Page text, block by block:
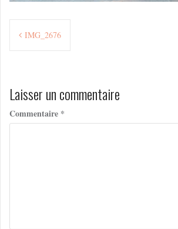
Navigation
IMG_2676
Laisser un commentaire
Commentaire *